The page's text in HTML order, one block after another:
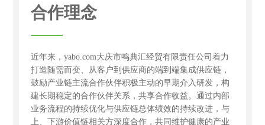
合作理念
近年来，yabo.com大庆市鸣典汇经贸有限责任公司着力
打造随需而变、从客户到供应商的端到端集成供应链，
鼓励产业链主流合作伙伴积极主动的早期介入研发，构
建长期稳定的合作伙伴关系，共享合作收益。通过内部
业务流程的持续优化与供应链总体绩效的持续改进，与
上、下游价值链相关方深度合作，共同维护健康的产业